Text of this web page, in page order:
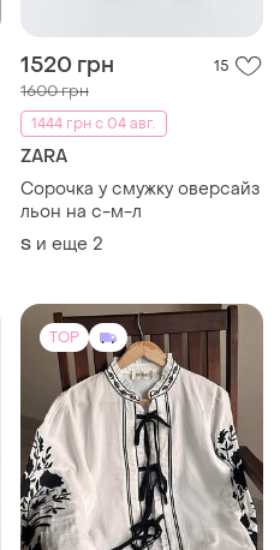
1520 грн 15
1600 грн
1444 грн с 04 авг.
ZARA
Сорочка у смужку оверсайз
льон на с-м-л
S и еще 2
TOP